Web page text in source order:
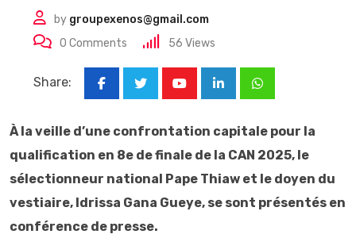
by groupexenos@gmail.com
0 Comments 56 Views
Share:
LinkedInWhatsapp
À la veille d’une confrontation capitale pour la
qualification en 8e de finale de la CAN 2025, le
sélectionneur national Pape Thiaw et le doyen du
vestiaire, Idrissa Gana Gueye, se sont présentés en
conférence de presse.